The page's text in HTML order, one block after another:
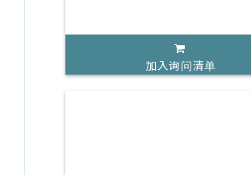
加入询问清单